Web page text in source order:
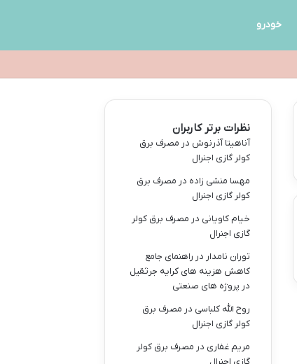
خودرو
نظرات برتر کاربران
آناهیتا آذرنوش در مصرف برق
کولر گازی اجنرال
مهسا منشی زاده در مصرف برق
کولر گازی اجنرال
خیام کاویانی در مصرف برق کولر
گازی اجنرال
توران نامدار در راهنمای جامع
کاهش هزینه های کرایه جرثقیل
در پروژه های صنعتی
روح الله کلباسی در مصرف برق
کولر گازی اجنرال
مریم غفاری در مصرف برق کولر
گازی اجنرال